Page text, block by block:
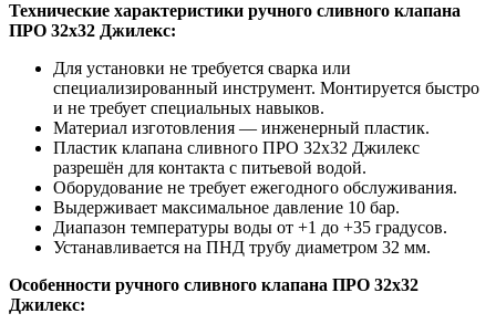
Технические характеристики ручного сливного клапана
ПРО 32x32 Джилекс:
Для установки не требуется сварка или
специализированный инструмент. Монтируется быстро
и не требует специальных навыков.
Материал изготовления — инженерный пластик.
Пластик клапана сливного ПРО 32x32 Джилекс
разрешён для контакта с питьевой водой.
Оборудование не требует ежегодного обслуживания.
Выдерживает максимальное давление 10 бар.
Диапазон температуры воды от +1 до +35 градусов.
Устанавливается на ПНД трубу диаметром 32 мм.
Особенности ручного сливного клапана ПРО 32x32
Джилекс: